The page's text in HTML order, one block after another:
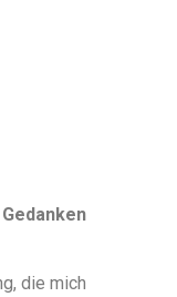
die mich